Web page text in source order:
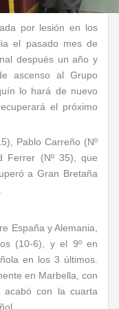
por lesión en los
el pasado mes de
después un año y
ascenso al Grupo
lo hará de nuevo
el próximo
Pablo Carreño (Nº
Ferrer (Nº 35), que
a Gran Bretaña
España y Alemania,
(10-6), y el 9º en
en los 3 últimos.
en Marbella, con
con la cuarta